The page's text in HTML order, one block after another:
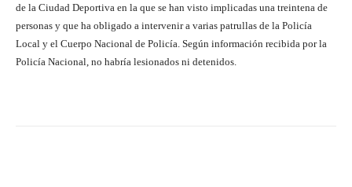
de la Ciudad Deportiva en la que se han visto implicadas una treintena de
personas y que ha obligado a intervenir a varias patrullas de la Policía
Local y el Cuerpo Nacional de Policía. Según información recibida por la
Policía Nacional, no habría lesionados ni detenidos.